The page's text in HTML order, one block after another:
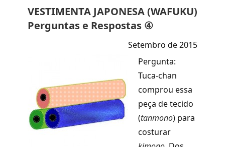
VESTIMENTA JAPONESA (WAFUKU)
Perguntas e Respostas ④
Setembro de 2015
Pergunta:
Tuca-chan
comprou essa
peça de tecido
(tanmono) para
costurar